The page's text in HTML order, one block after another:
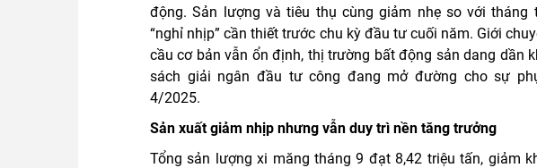
động. Sản lượng và tiêu thụ cùng giảm nhẹ so với tháng
“nghỉ nhịp” cần thiết trước chu kỳ đầu tư cuối năm. Giới
cầu cơ bản vẫn ổn định, thị trường bất động sản dang dần
sách giải ngân đầu tư công đang mở đường cho sự
4/2025.
Sản xuất giảm nhịp nhưng vẫn duy trì nền tăng trưởng
Tổng sản lượng xi măng tháng 9 đạt 8,42 triệu tấn, giảm